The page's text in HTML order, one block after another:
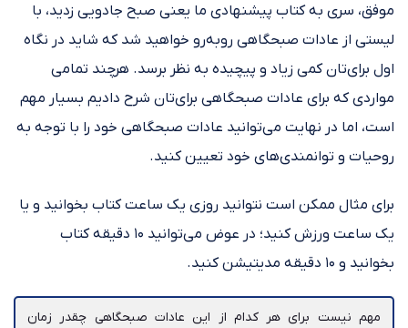
موفق، سری به کتاب پیشنهادی ما یعنی صبح جادویی زدید، با
لیستی از عادات صبحگاهی روبه‌رو خواهید شد که شاید در نگاه
اول برای‌تان کمی زیاد و پیچیده به نظر برسد. هرچند تمامی
مواردی که برای عادات صبحگاهی برای‌تان شرح دادیم بسیار مهم
است، اما در نهایت می‌توانید عادات صبحگاهی خود را با توجه به
روحیات و توانمندی‌های خود تعیین کنید.
برای مثال ممکن است نتوانید روزی یک ساعت کتاب بخوانید و یا
یک ساعت ورزش کنید؛ در عوض می‌توانید ۱۰ دقیقه کتاب
بخوانید و ۱۰ دقیقه مدیتیشن کنید.
مهم نیست برای هر کدام از این عادات صبحگاهی چقدر زمان